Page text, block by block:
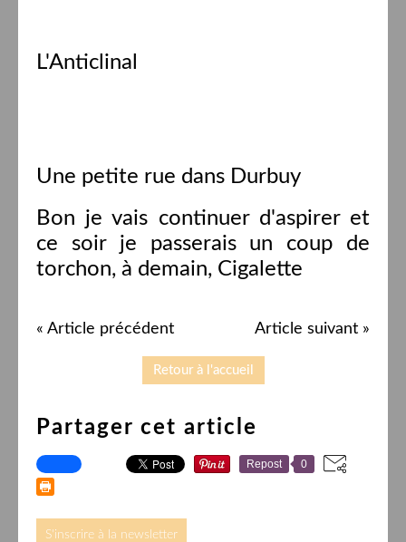
L'Anticlinal
Une petite rue dans Durbuy
Bon je vais continuer d'aspirer et
ce soir je passerais un coup de
torchon, à demain, Cigalette
« Article précédent Article suivant »
Retour à l'accueil
Partager cet article
Repost 0
S'inscrire à la newsletter